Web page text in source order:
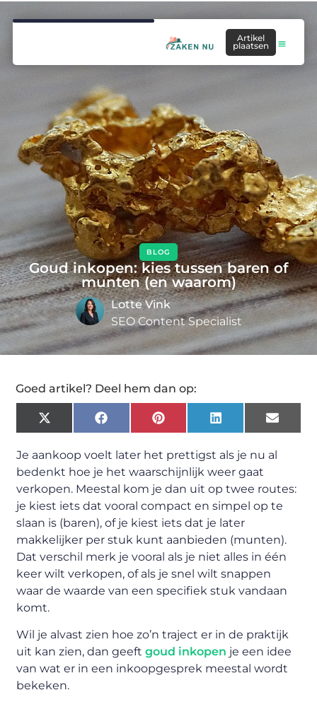
Artikel
plaatsen
BLOG
Goud inkopen: kies tussen baren of
munten (en waarom)
Lotte Vink
SEO Content Specialist
Goed artikel? Deel hem dan op:
X
(Twitter)
FacebookPinterestLinkedIn Email
Je aankoop voelt later het prettigst als je nu al
bedenkt hoe je het waarschijnlijk weer gaat
verkopen. Meestal kom je dan uit op twee routes:
je kiest iets dat vooral compact en simpel op te
slaan is (baren), of je kiest iets dat je later
makkelijker per stuk kunt aanbieden (munten).
Dat verschil merk je vooral als je niet alles in één
keer wilt verkopen, of als je snel wilt snappen
waar de waarde van een specifiek stuk vandaan
komt.
Wil je alvast zien hoe zo’n traject er in de praktijk
uit kan zien, dan geeftgoud inkopen je een idee
van wat er in een inkoopgesprek meestal wordt
bekeken.